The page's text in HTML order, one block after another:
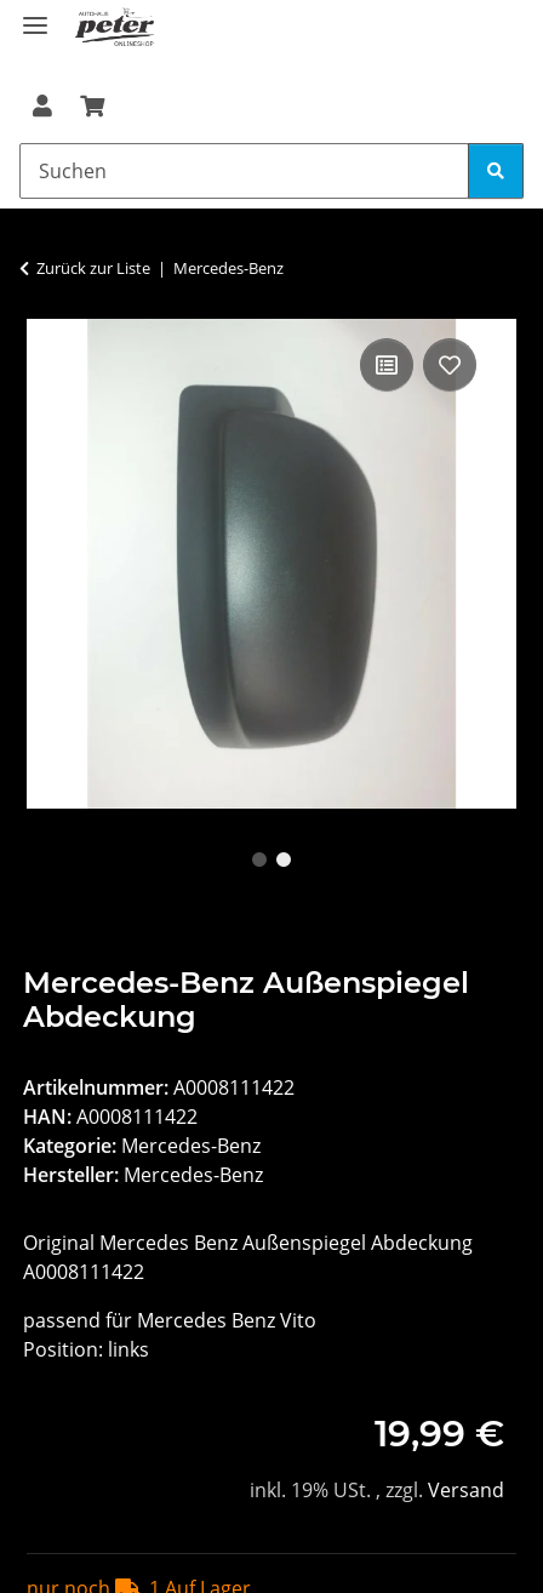
Zurück zur Liste Mercedes-Benz
Mercedes-Benz Außenspiegel
Abdeckung
Artikelnummer:A0008111422
HAN:A0008111422
Kategorie: Mercedes-Benz
Hersteller: Mercedes-Benz
Original Mercedes Benz Außenspiegel Abdeckung
A0008111422
passend für Mercedes Benz Vito
Position: links
19,99 €
inkl. 19% USt. , zzgl. Versand